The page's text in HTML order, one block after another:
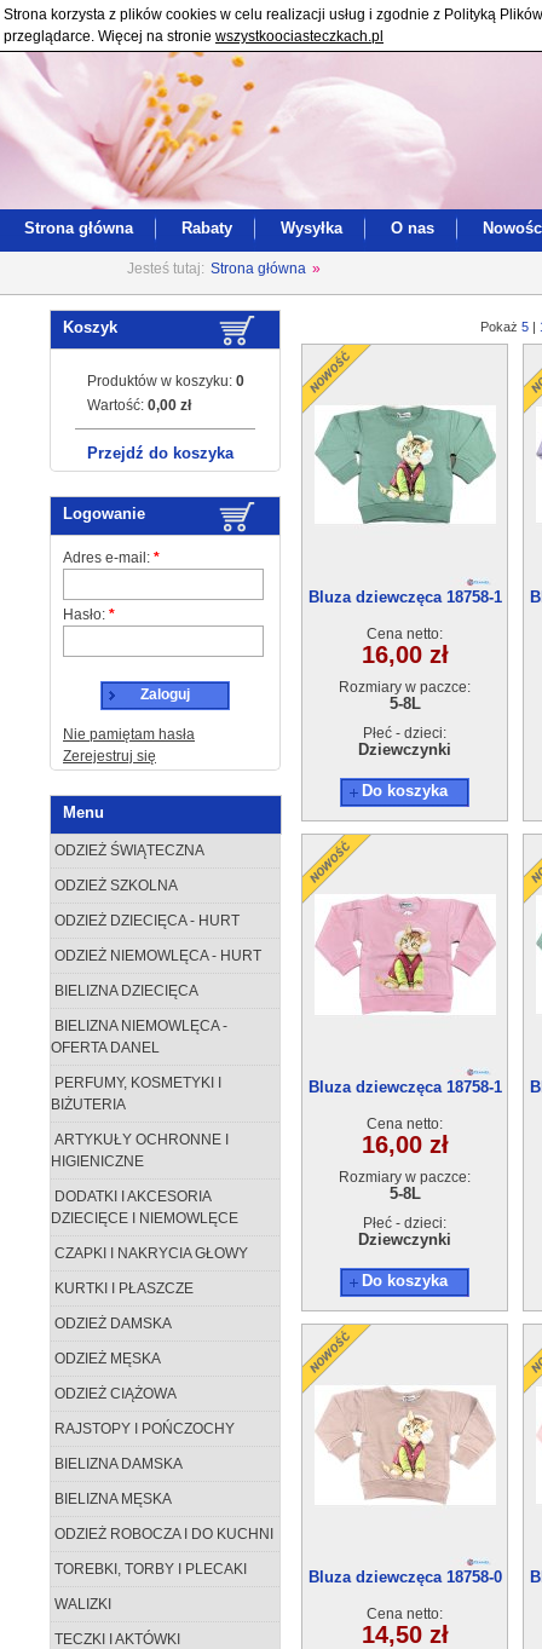
Strona korzysta z plików cookies w celu realizacji usług i zgodnie z Polityką
przeglądarce. Więcej na stronie wszystkoociasteczkach.pl
Strona główna Rabaty Wysyłka O nas
Jesteś tutaj: Strona główna »
Koszyk
Produktów w koszyku: 0
Wartość: 0,00 zł
Przejdź do koszyka
Logowanie
Adres e-mail: *
Hasło: *
Zaloguj
Nie pamiętam hasła
Zerejestruj się
Menu
ODZIEŻ ŚWIĄTECZNA
ODZIEŻ SZKOLNA
ODZIEŻ DZIECIĘCA - HURT
ODZIEŻ NIEMOWLĘCA - HURT
BIELIZNA DZIECIĘCA
BIELIZNA NIEMOWLĘCA -
OFERTA DANEL
PERFUMY, KOSMETYKI I
BIŻUTERIA
ARTYKUŁY OCHRONNE I
HIGIENICZNE
DODATKI I AKCESORIA
DZIECIĘCE I NIEMOWLĘCE
CZAPKI I NAKRYCIA GŁOWY
KURTKI I PŁASZCZE
ODZIEŻ DAMSKA
ODZIEŻ MĘSKA
ODZIEŻ CIĄŻOWA
RAJSTOPY I POŃCZOCHY
BIELIZNA DAMSKA
BIELIZNA MĘSKA
ODZIEŻ ROBOCZA I DO KUCHNI
TOREBKI, TORBY I PLECAKI
WALIZKI
TECZKI I AKTÓWKI
Pokaż 5 |
Bluza dziewczęca 18758-1
Cena netto:
16,00 zł
Rozmiary w paczce:
5-8L
Płeć - dzieci:
Dziewczynki
Do koszyka
Bluza dziewczęca 18758-1
Cena netto:
16,00 zł
Rozmiary w paczce:
5-8L
Płeć - dzieci:
Dziewczynki
Do koszyka
Bluza dziewczęca 18758-0
Cena netto:
14,50 zł